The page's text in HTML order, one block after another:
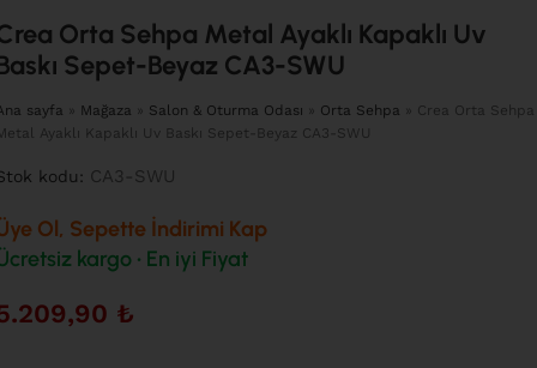
Orta Sehpa Metal Ayaklı Kapaklı Uv
Sepet-Beyaz CA3-SWU
sayfa » Mağaza » Salon & Oturma Odası » Orta Sehpa » Crea Orta Sehpa
Ayaklı Kapaklı Uv Baskı Sepet-Beyaz CA3-SWU
kodu: CA3-SWU
Ol, Sepette İndirimi Kap
kargo • En iyi Fiyat
₺